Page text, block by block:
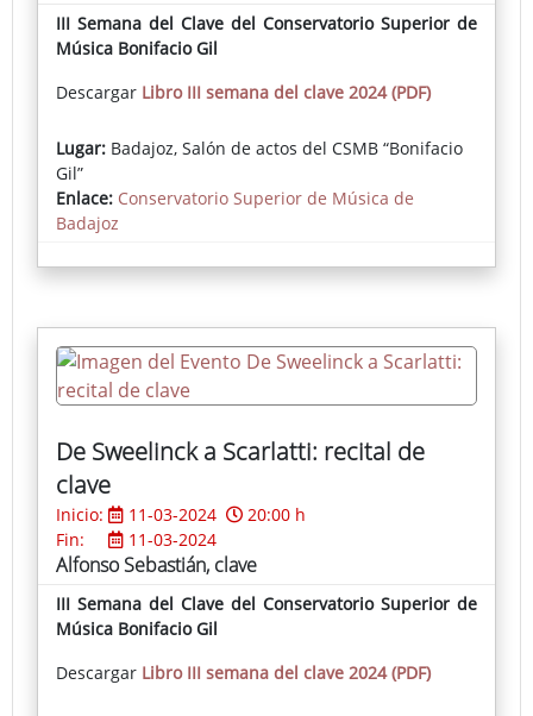
III Semana del Clave del Conservatorio Superior de
Música Bonifacio Gil
Descargar Libro III semana del clave 2024 (PDF)
Lugar: Badajoz, Salón de actos del CSMB “Bonifacio
Gil”
Enlace: Conservatorio Superior de Música de
Badajoz
De Sweelinck a Scarlatti: recital de
clave
Inicio: 11-03-2024
20:00 h
Fin:
11-03-2024
Alfonso Sebastián, clave
III Semana del Clave del Conservatorio Superior de
Música Bonifacio Gil
Descargar Libro III semana del clave 2024 (PDF)